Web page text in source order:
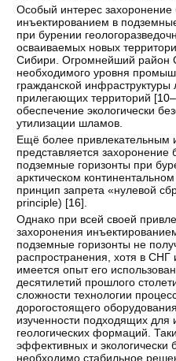
Особый интерес
инъектированием в
при бурении
осваиваемых новых
Сибири. Огромнейший район
необходимого уровня
гражданской инфраструктуры
прилегающих территорий [
обеспечение экологически
утилизации шламов.
Ещё более
представляется
подземные горизонты при
арктическом
принцип запрета «нулевой
principle) [16].
Однако при всей своей
захоронения
подземные горизонты не
распространения, хотя в СНГ
имеется опыт его
десятилетий прошлого
сложности технологии
дорогостоящего
изученности подходящих
геологических формаций.
эффективных и экологически
необходимо стабильное